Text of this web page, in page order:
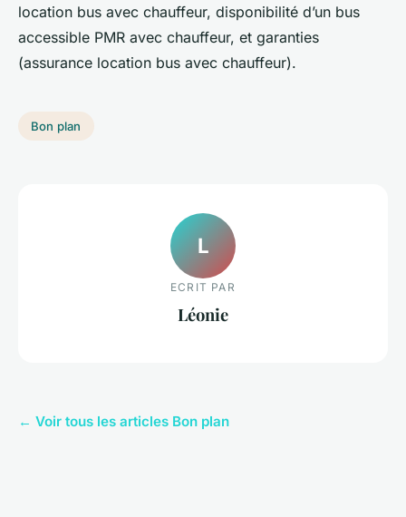
location bus avec chauffeur, disponibilité d’un bus
accessible PMR avec chauffeur, et garanties
(assurance location bus avec chauffeur).
Bon plan
L
ECRIT PAR
Léonie
← Voir tous les articles Bon plan